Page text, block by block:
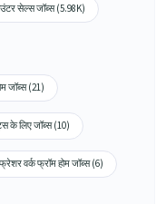
सेल्स जॉब्स (5.98K)
जॉब्स (21)
के लिए जॉब्स (10)
वर्क फ्रॉम होम जॉब्स (6)